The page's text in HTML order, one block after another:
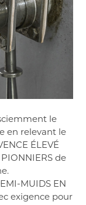
le
en relevant le
ÉLEVÉ
PIONNIERSde
MUIDS EN
exigence pour